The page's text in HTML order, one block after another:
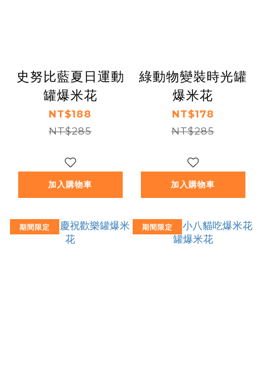
史努比藍夏日運動
罐爆米花
NT$188
NT$285
加入購物車
綠動物變裝時光罐
爆米花
NT$178
NT$285
加入購物車
期間限定 期間限定